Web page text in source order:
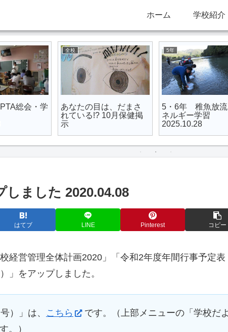
ホーム 学校紹介
総会・学
全校
あなたの目は、だまさ
れている!? 10月保健掲
示
5年
5・6年 稚魚放流
ネルギー学習
2025.10.28
ました 2020.04.08
はてブ LINE Pinterest コピー
経営管理全体計画2020」「令和2年度年間行事予定
」をアップしました。
）」は、 こちら
です。（上部メニューの「学校だよ
。）